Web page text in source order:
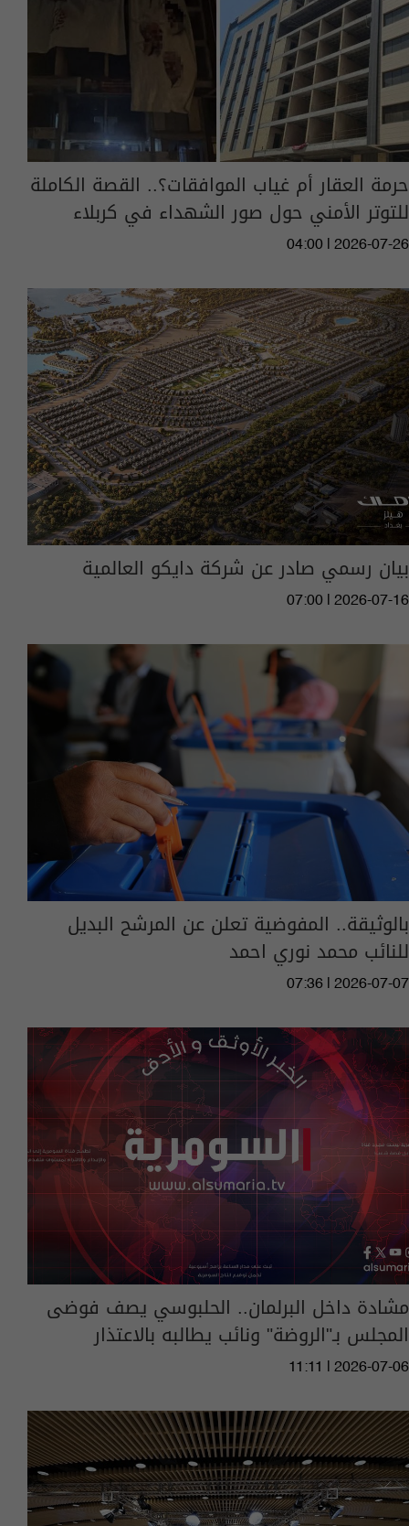
حرمة العقار أم غياب الموافقات؟.. القصة الكاملة
للتوتر الأمني حول صور الشهداء في كربلاء
04:00 | 2026-07-26
بيان رسمي صادر عن شركة دايكو العالمية
07:00 | 2026-07-16
بالوثيقة.. المفوضية تعلن عن المرشح البديل
للنائب محمد نوري احمد
07:36 | 2026-07-07
مشادة داخل البرلمان.. الحلبوسي يصف فوضى
المجلس بـ"الروضة" ونائب يطالبه بالاعتذار
11:11 | 2026-07-06